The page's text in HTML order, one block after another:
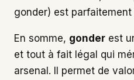
gonder) est parfaitement
En somme, gonder est
et tout à fait légal qui
arsenal. Il permet de